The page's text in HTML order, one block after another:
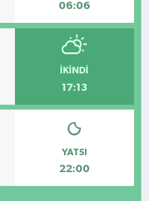
06:06
İKINDI
17:13
YATSI
22:00